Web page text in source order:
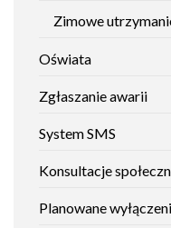
Zimowe
Oświata
Zgłaszanie awarii
System SMS
Konsultacje
Planowane